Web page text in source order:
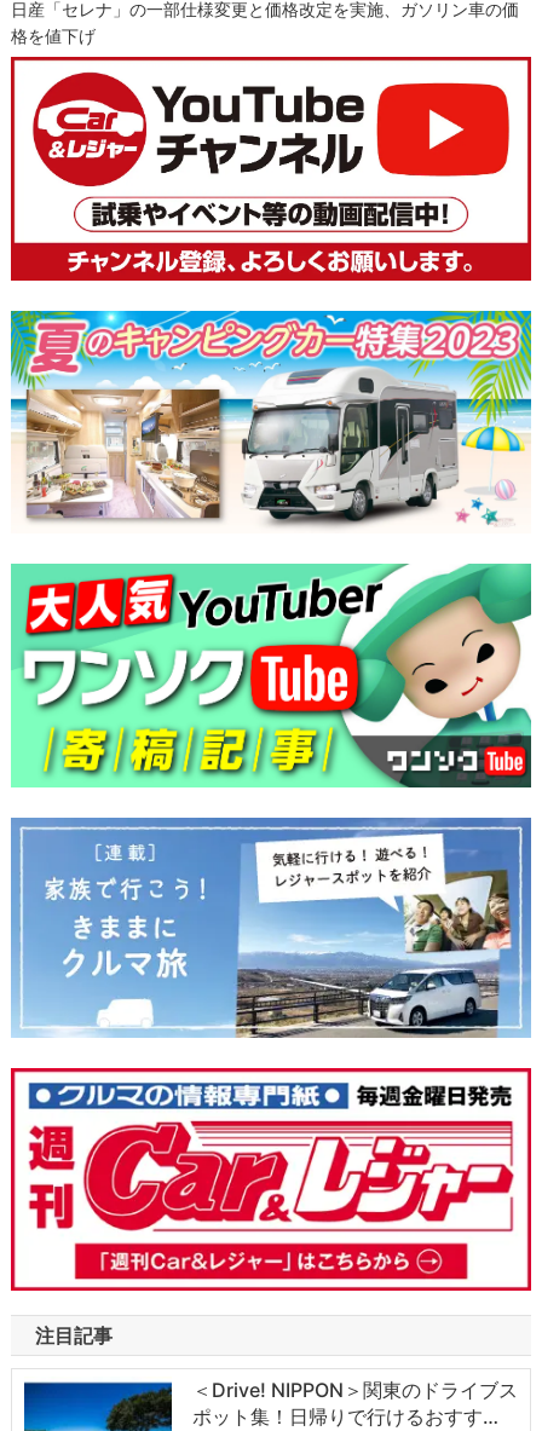
日産「セレナ」の一部仕様変更と価格改定を実施、ガソリン車の価
格を値下げ
注目記事
＜Drive! NIPPON＞関東のドライブス
ポット集！日帰りで行けるおすす…